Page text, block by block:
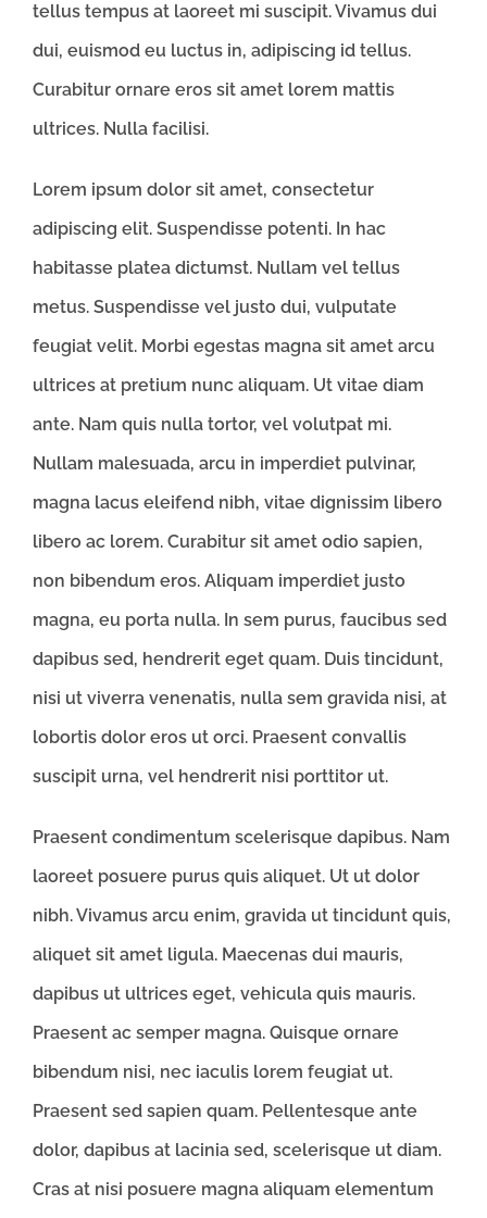
tellus tempus at laoreet mi suscipit. Vivamus dui
dui, euismod eu luctus in, adipiscing id tellus.
Curabitur ornare eros sit amet lorem mattis
ultrices. Nulla facilisi.
Lorem ipsum dolor sit amet, consectetur
adipiscing elit. Suspendisse potenti. In hac
habitasse platea dictumst. Nullam vel tellus
metus. Suspendisse vel justo dui, vulputate
feugiat velit. Morbi egestas magna sit amet arcu
ultrices at pretium nunc aliquam. Ut vitae diam
ante. Nam quis nulla tortor, vel volutpat mi.
Nullam malesuada, arcu in imperdiet pulvinar,
magna lacus eleifend nibh, vitae dignissim libero
libero ac lorem. Curabitur sit amet odio sapien,
non bibendum eros. Aliquam imperdiet justo
magna, eu porta nulla. In sem purus, faucibus sed
dapibus sed, hendrerit eget quam. Duis tincidunt,
nisi ut viverra venenatis, nulla sem gravida nisi, at
lobortis dolor eros ut orci. Praesent convallis
suscipit urna, vel hendrerit nisi porttitor ut.
Praesent condimentum scelerisque dapibus. Nam
laoreet posuere purus quis aliquet. Ut ut dolor
nibh. Vivamus arcu enim, gravida ut tincidunt quis,
aliquet sit amet ligula. Maecenas dui mauris,
dapibus ut ultrices eget, vehicula quis mauris.
Praesent ac semper magna. Quisque ornare
bibendum nisi, nec iaculis lorem feugiat ut.
Praesent sed sapien quam. Pellentesque ante
dolor, dapibus at lacinia sed, scelerisque ut diam.
Cras at nisi posuere magna aliquam elementum